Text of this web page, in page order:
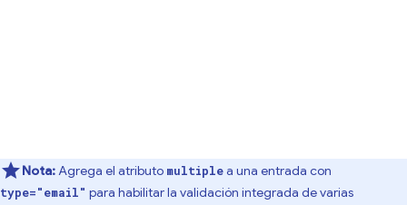
Nota:Agrega el atributo multiplea una entrada con
type="email" para habilitar la validación integrada de varias